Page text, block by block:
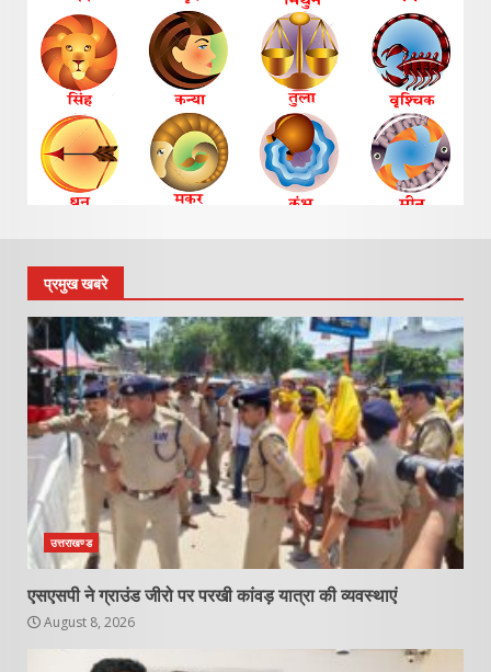
प्रमुख खबरे
उत्तराखण्ड
एसएसपी ने ग्राउंड जीरो पर परखी कांवड़ यात्रा की व्यवस्थाएं
August 8, 2026